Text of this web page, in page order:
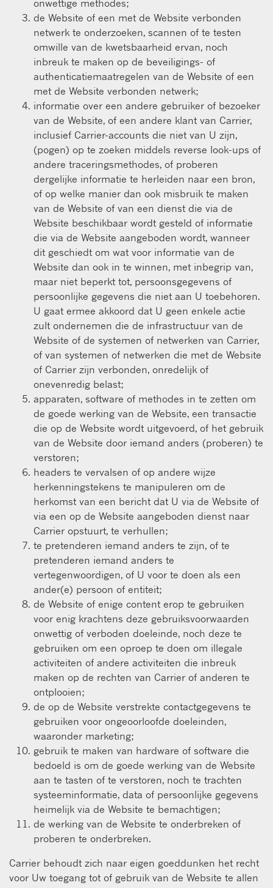
onwettige methodes;
de Website of een met de Website verbonden
netwerk te onderzoeken, scannen of te testen
omwille van de kwetsbaarheid ervan, noch
inbreuk te maken op de beveiligings- of
authenticatiemaatregelen van de Website of een
met de Website verbonden netwerk;
informatie over een andere gebruiker of bezoeker
van de Website, of een andere klant van Carrier,
inclusief Carrier-accounts die niet van U zijn,
(pogen) op te zoeken middels reverse look-ups of
andere traceringsmethodes, of proberen
dergelijke informatie te herleiden naar een bron,
of op welke manier dan ook misbruik te maken
van de Website of van een dienst die via de
Website beschikbaar wordt gesteld of informatie
die via de Website aangeboden wordt, wanneer
dit geschiedt om wat voor informatie van de
Website dan ook in te winnen, met inbegrip van,
maar niet beperkt tot, persoonsgegevens of
persoonlijke gegevens die niet aan U toebehoren.
U gaat ermee akkoord dat U geen enkele actie
zult ondernemen die de infrastructuur van de
Website of de systemen of netwerken van Carrier,
of van systemen of netwerken die met de Website
of Carrier zijn verbonden, onredelijk of
onevenredig belast;
apparaten, software of methodes in te zetten om
de goede werking van de Website, een transactie
die op de Website wordt uitgevoerd, of het gebruik
van de Website door iemand anders (proberen) te
verstoren;
headers te vervalsen of op andere wijze
herkenningstekens te manipuleren om de
herkomst van een bericht dat U via de Website of
via een op de Website aangeboden dienst naar
Carrier opstuurt, te verhullen;
te pretenderen iemand anders te zijn, of te
pretenderen iemand anders te
vertegenwoordigen, of U voor te doen als een
ander(e) persoon of entiteit;
de Website of enige content erop te gebruiken
voor enig krachtens deze gebruiksvoorwaarden
onwettig of verboden doeleinde, noch deze te
gebruiken om een oproep te doen om illegale
activiteiten of andere activiteiten die inbreuk
maken op de rechten van Carrier of anderen te
ontplooien;
de op de Website verstrekte contactgegevens te
gebruiken voor ongeoorloofde doeleinden,
waaronder marketing;
gebruik te maken van hardware of software die
bedoeld is om de goede werking van de Website
aan te tasten of te verstoren, noch te trachten
systeeminformatie, data of persoonlijke gegevens
heimelijk via de Website te bemachtigen;
de werking van de Website te onderbreken of
proberen te onderbreken.
Carrier behoudt zich naar eigen goeddunken het recht
voor Uw toegang tot of gebruik van de Website te allen